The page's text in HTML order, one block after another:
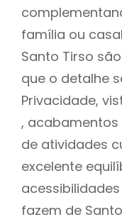
família ou
Santo Tirso
que o detalhe
Privacidade,
,
de atividades
excelente
fazem de